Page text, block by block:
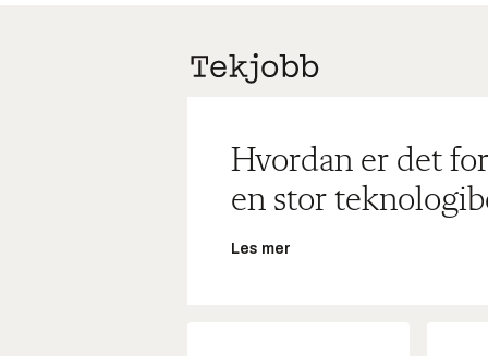
Hvordan er det
en stor
Les mer